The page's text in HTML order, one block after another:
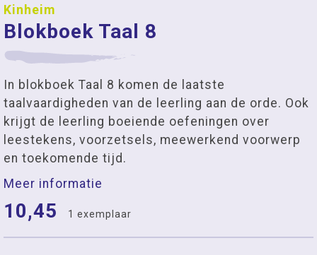
Kinheim
Blokboek Taal 8
In blokboek Taal 8 komen de laatste
taalvaardigheden van de leerling aan de orde. Ook
krijgt de leerling boeiende oefeningen over
leestekens, voorzetsels, meewerkend voorwerp
en toekomende tijd.
Meer informatie
10,45 1 exemplaar